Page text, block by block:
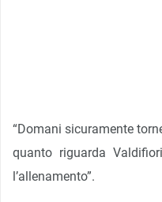
“Domani sicuramente
quanto riguarda
l’allenamento”.